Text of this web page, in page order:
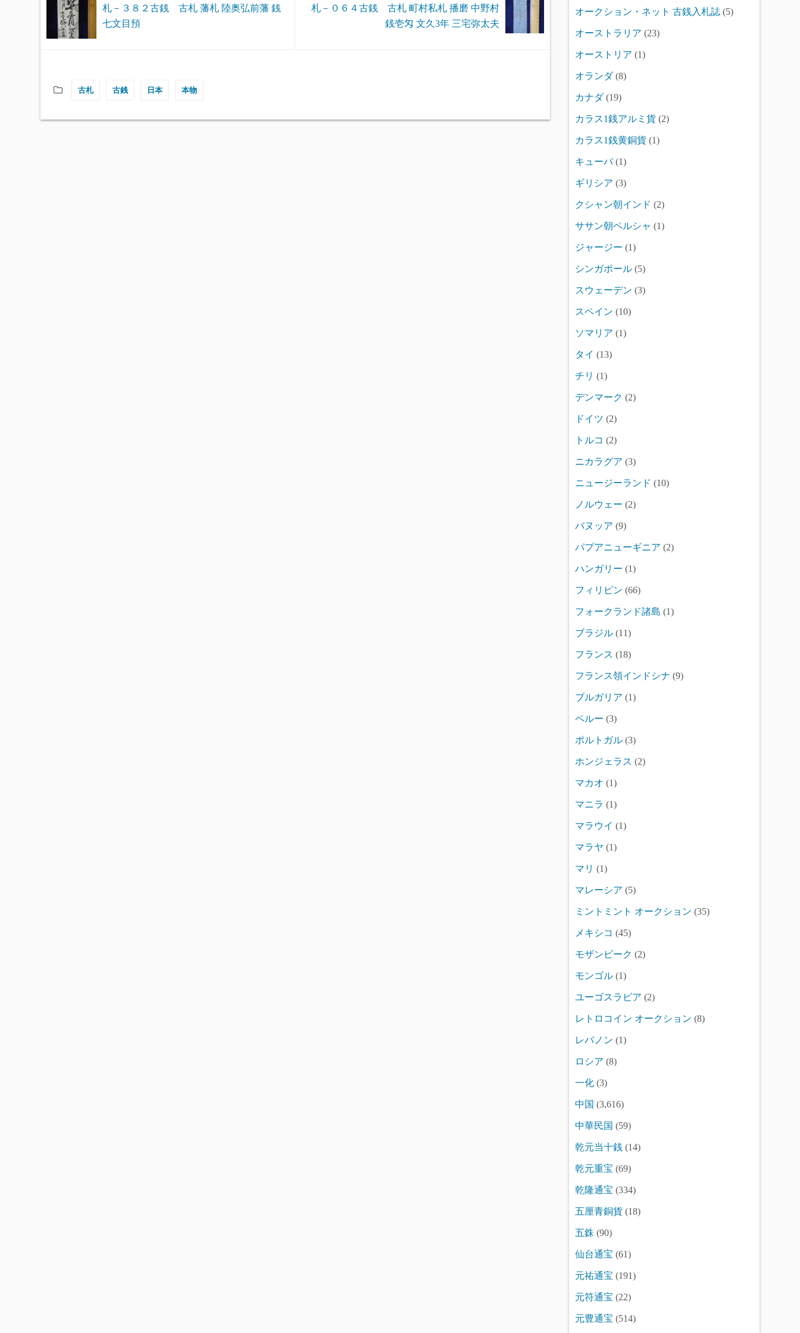
札－３８２古銭 古札 藩札 陸奥弘前藩 銭
七文目預
札－０６４古銭 古札 町村私札 播磨 中野村
銭壱匁 文久3年 三宅弥太夫
古札 古銭 日本 本物
オークション・ネット 古銭入札誌 (5)
オーストラリア (23)
オーストリア (1)
オランダ(8)
カナダ(19)
カラス1銭アルミ貨 (2)
カラス1銭黄銅貨 (1)
キューバ(1)
ギリシア (3)
クシャン朝インド (2)
ササン朝ペルシャ (1)
ジャージー (1)
シンガポール (5)
スウェーデン (3)
スペイン (10)
ソマリア (1)
タイ (13)
チリ (1)
デンマーク (2)
ドイツ (2)
トルコ (2)
ニカラグア (3)
ニュージーランド (10)
ノルウェー (2)
バヌッア (9)
パプアニューギニア (2)
ハンガリー (1)
フィリピン (66)
フォークランド諸島 (1)
ブラジル (11)
フランス (18)
フランス領インドシナ (9)
ブルガリア (1)
ペルー (3)
ポルトガル (3)
ホンジェラス (2)
マカオ (1)
マニラ (1)
マラウイ (1)
マラヤ (1)
マリ (1)
マレーシア (5)
ミントミント オークション (35)
メキシコ (45)
モザンビーク (2)
モンゴル (1)
ユーゴスラビア (2)
レトロコイン オークション (8)
レバノン (1)
ロシア (8)
一化 (3)
中国 (3,616)
中華民国 (59)
乾元当十銭 (14)
乾元重宝 (69)
乾隆通宝 (334)
五厘青銅貨 (18)
五銖 (90)
仙台通宝 (61)
元祐通宝 (191)
元符通宝 (22)
元豊通宝 (514)